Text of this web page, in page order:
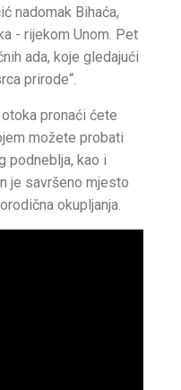
nadomak Bihaća,
- rijekom Unom. Pet
ada, koje gledajući
prirode“.
pronaći ćete
možete probati
podneblja, kao i
je savršeno mjesto
okupljanja.